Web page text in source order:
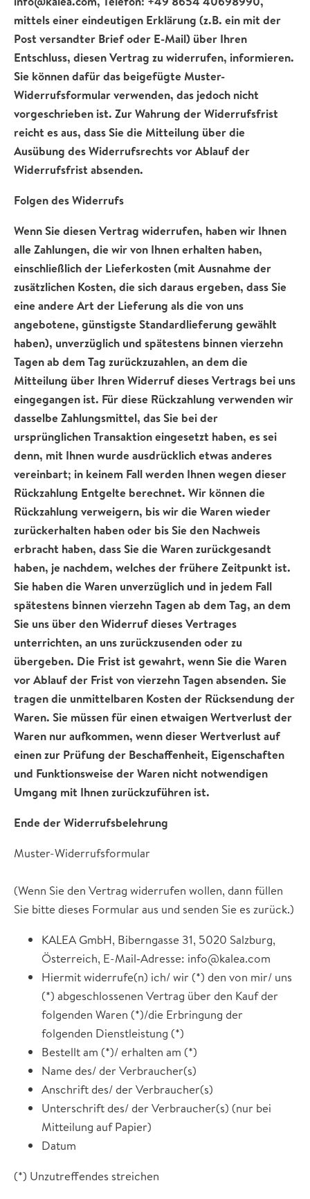
mittels einer eindeutigen Erklärung (z.B. ein mit der
Post versandter Brief oder E-Mail) über Ihren
Entschluss, diesen Vertrag zu widerrufen, informieren.
Sie können dafür das beigefügte Muster-
Widerrufsformular verwenden, das jedoch nicht
vorgeschrieben ist. Zur Wahrung der Widerrufsfrist
reicht es aus, dass Sie die Mitteilung über die
Ausübung des Widerrufsrechts vor Ablauf der
Widerrufsfrist absenden.
Folgen des Widerrufs
Wenn Sie diesen Vertrag widerrufen, haben wir Ihnen
alle Zahlungen, die wir von Ihnen erhalten haben,
einschließlich der Lieferkosten (mit Ausnahme der
zusätzlichen Kosten, die sich daraus ergeben, dass Sie
eine andere Art der Lieferung als die von uns
angebotene, günstigste Standardlieferung gewählt
haben), unverzüglich und spätestens binnen vierzehn
Tagen ab dem Tag zurückzuzahlen, an dem die
Mitteilung über Ihren Widerruf dieses Vertrags bei uns
eingegangen ist. Für diese Rückzahlung verwenden wir
dasselbe Zahlungsmittel, das Sie bei der
ursprünglichen Transaktion eingesetzt haben, es sei
denn, mit Ihnen wurde ausdrücklich etwas anderes
vereinbart; in keinem Fall werden Ihnen wegen dieser
Rückzahlung Entgelte berechnet. Wir können die
Rückzahlung verweigern, bis wir die Waren wieder
zurückerhalten haben oder bis Sie den Nachweis
erbracht haben, dass Sie die Waren zurückgesandt
haben, je nachdem, welches der frühere Zeitpunkt ist.
Sie haben die Waren unverzüglich und in jedem Fall
spätestens binnen vierzehn Tagen ab dem Tag, an dem
Sie uns über den Widerruf dieses Vertrages
unterrichten, an uns zurückzusenden oder zu
übergeben. Die Frist ist gewahrt, wenn Sie die Waren
vor Ablauf der Frist von vierzehn Tagen absenden. Sie
tragen die unmittelbaren Kosten der Rücksendung der
Waren. Sie müssen für einen etwaigen Wertverlust der
Waren nur aufkommen, wenn dieser Wertverlust auf
einen zur Prüfung der Beschaffenheit, Eigenschaften
und Funktionsweise der Waren nicht notwendigen
Umgang mit Ihnen zurückzuführen ist.
Ende der Widerrufsbelehrung
Muster-Widerrufsformular
(Wenn Sie den Vertrag widerrufen wollen, dann füllen
Sie bitte dieses Formular aus und senden Sie es zurück.)
KALEA GmbH, Biberngasse 31, 5020 Salzburg,
Österreich, E-Mail‐Adresse: info@kalea.com
Hiermit widerrufe(n) ich/ wir (*) den von mir/ uns
(*) abgeschlossenen Vertrag über den Kauf der
folgenden Waren (*)/die Erbringung der
folgenden Dienstleistung (*)
Bestellt am (*)/ erhalten am (*)
Name des/ der Verbraucher(s)
Anschrift des/ der Verbraucher(s)
Unterschrift des/ der Verbraucher(s) (nur bei
Mitteilung auf Papier)
Datum
(*) Unzutreffendes streichen